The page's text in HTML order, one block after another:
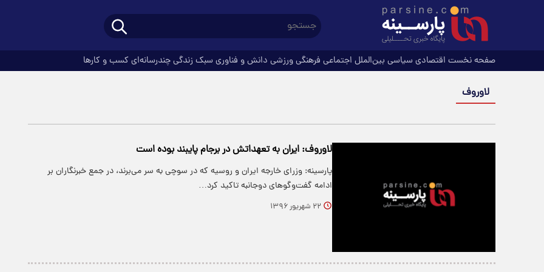
صفحه نخست اقتصادی سیاسی بین‌الملل اجتماعی فرهنگیورزشی دانش و فناوری سبک زندگیچندرسانه‌ای کسب و کارها
لاوروف
لاوروف: ایران به تعهداتش در برجام پایبند بوده است
پارسینه: وزرای خارجه ایران و روسیه که در سوچی به سر می‌برند، در جمع خبرنگاران بر
ادامه گفت‌وگوهای دوجانبه تاکید کرد…
۲۲ شهریور ۱۳۹۶